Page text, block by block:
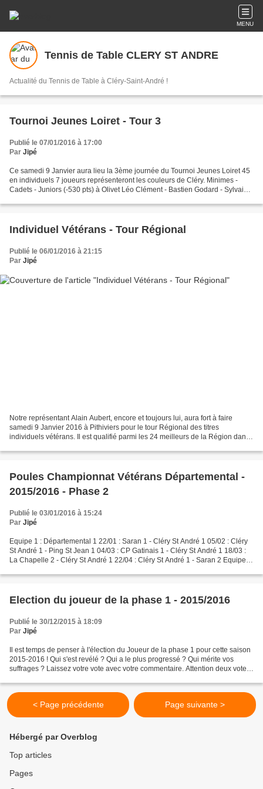
MENU
Tennis de Table CLERY ST ANDRE
Actualité du Tennis de Table à Cléry-Saint-André !
Tournoi Jeunes Loiret - Tour 3
Publié le 07/01/2016 à 17:00
Par Jipé
Ce samedi 9 Janvier aura lieu la 3ème journée du Tournoi Jeunes Loiret 45
en individuels 7 joueurs représenteront les couleurs de Cléry. Minimes -
Cadets - Juniors (-530 pts) à Olivet Léo Clément - Bastien Godard - Sylvain
Individuel Vétérans - Tour Régional
Publié le 06/01/2016 à 21:15
Par Jipé
Notre représentant Alain Aubert, encore et toujours lui, aura fort à faire
samedi 9 Janvier 2016 à Pithiviers pour le tour Régional des titres
individuels vétérans. Il est qualifié parmi les 24 meilleurs de la Région dans
Poules Championnat Vétérans Départemental -
2015/2016 - Phase 2
Publié le 03/01/2016 à 15:24
Par Jipé
Equipe 1 : Départemental 1 22/01 : Saran 1 - Cléry St André 1 05/02 : Cléry
St André 1 - Ping St Jean 1 04/03 : CP Gatinais 1 - Cléry St André 1 18/03 :
La Chapelle 2 - Cléry St André 1 22/04 : Cléry St André 1 - Saran 2 Equipe 2
Election du joueur de la phase 1 - 2015/2016
Publié le 30/12/2015 à 18:09
Par Jipé
Il est temps de penser à l'élection du Joueur de la phase 1 pour cette saison
2015-2016 ! Qui s'est revélé ? Qui a le plus progressé ? Qui mérite vos
suffrages ? Laissez votre vote avec votre commentaire. Attention deux votes
< Page précédente Page suivante >
Hébergé par Overblog
Top articles
Pages